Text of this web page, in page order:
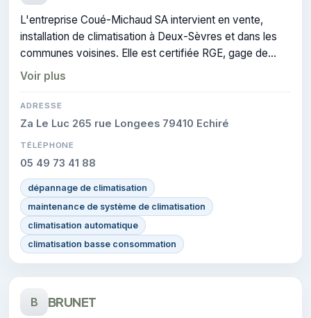
L'entreprise Coué-Michaud SA intervient en vente,
installation de climatisation à Deux-Sèvres et dans les
communes voisines. Elle est certifiée RGE, gage de
conformité sur les interventions réalisées.
Voir plus
ADRESSE
Za Le Luc 265 rue Longees 79410 Echiré
TÉLÉPHONE
05 49 73 41 88
dépannage de climatisation
maintenance de système de climatisation
climatisation automatique
climatisation basse consommation
B BRUNET